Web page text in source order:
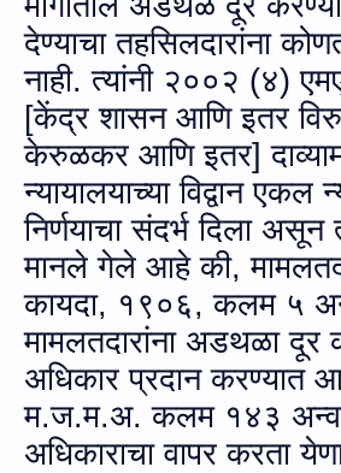
देण्याचा तहसिलदारांना
नाही. त्यांनी २००२ (४)
[केंद्र शासन आणि इतर
केरुळकर आणि इतर]
न्यायालयाच्या विद्वान एकल
निर्णयाचा संदर्भ दिला
मानले गेले आहे की,
कायदा, १९०६, कलम ५
मामलतदारांना अडथळा दूर
अधिकार प्रदान करण्यात
म.ज.म.अ.कलम १४३
अधिकाराचा वापर करता